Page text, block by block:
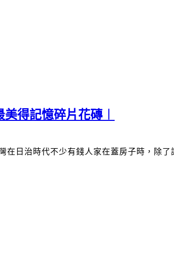
得記憶碎片花磚︱
在日治時代不少有錢人家在蓋房子時，除